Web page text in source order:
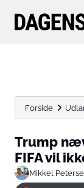
Forside
Trump
FIFA vil
Mikkel